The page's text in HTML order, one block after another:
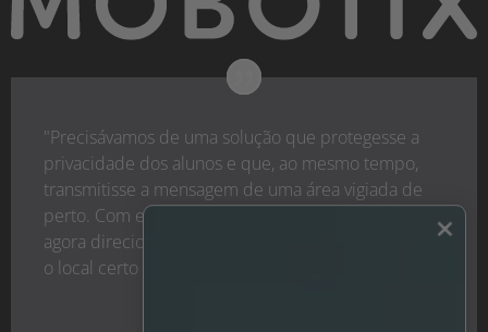
"Precisávamos de uma solução que protegesse a
privacidade dos alunos e que, ao mesmo tempo,
transmitisse a mensagem de uma área vigiada de
perto. Com este sistema inteligente, podemos
agora direcionar instantaneamente os recursos para
o local certo no momento certo."
×